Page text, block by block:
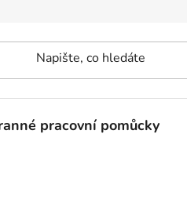
pracovní pomůcky